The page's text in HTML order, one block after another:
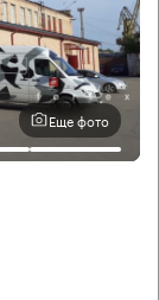
Еще фото